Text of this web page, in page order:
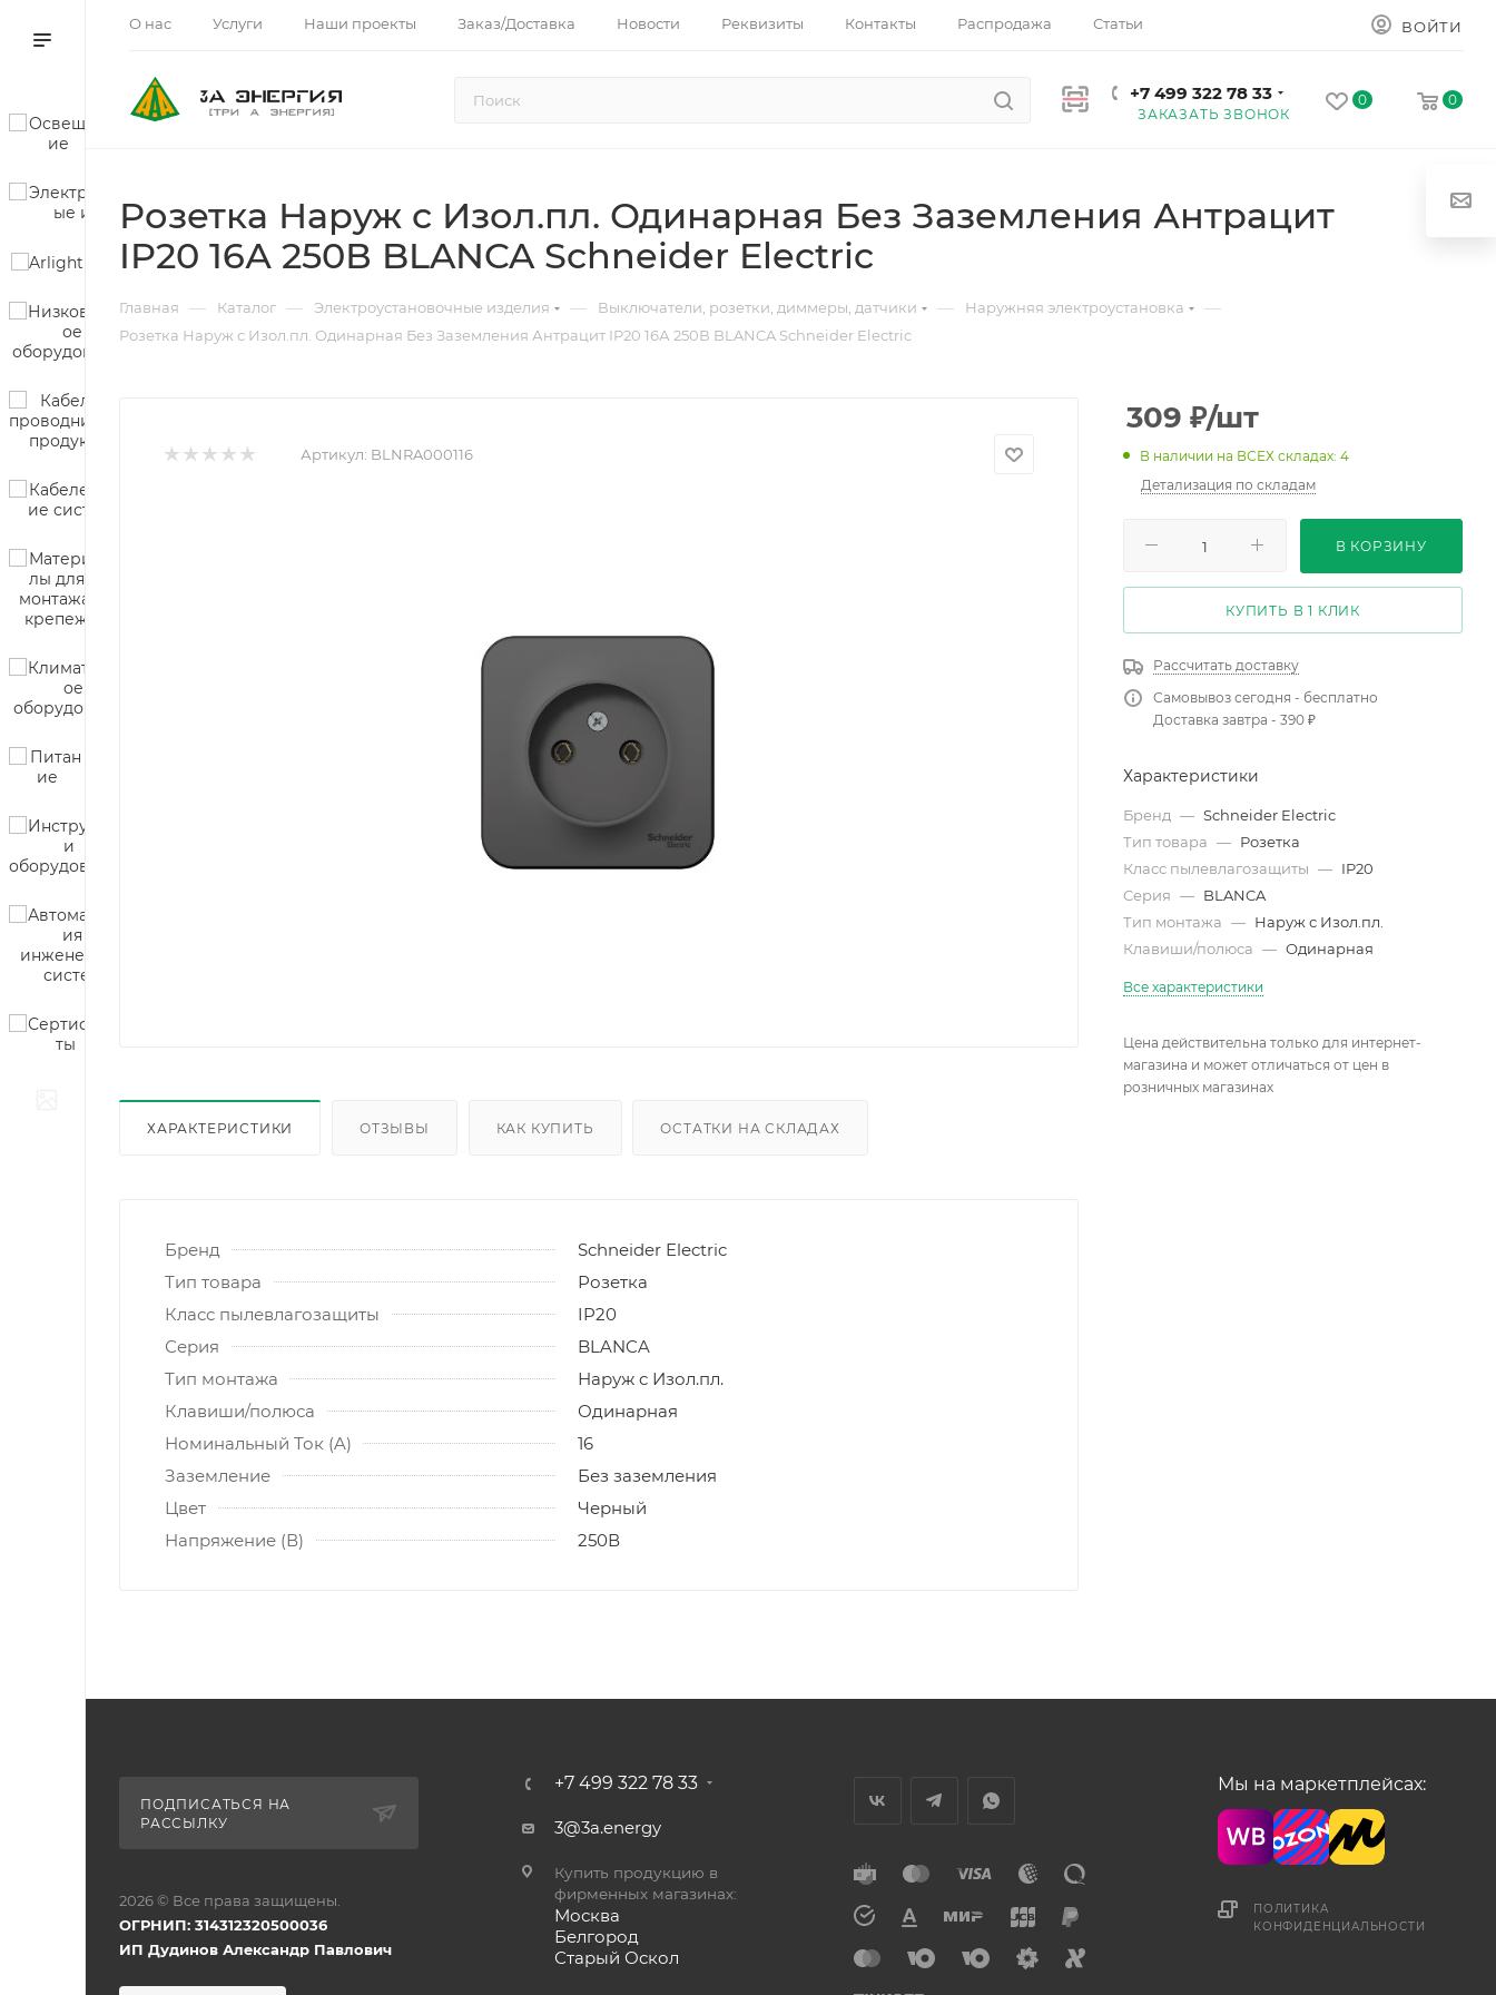
О нас Услуги Наши проекты Заказ/Доставка Новости Реквизиты Контакты Распродажа Статьи ВОЙТИ
+7 499 322 78 33
ЗАКАЗАТЬ ЗВОНОК
0 0
Розетка Наруж с Изол.пл. Одинарная Без Заземления Антрацит
IP20 16А 250В BLANCA Schneider Electric
Главная — Каталог — Электроустановочные изделия — Выключатели, розетки, диммеры, датчики — Наружняя электроустановка —
Розетка Наруж с Изол.пл. Одинарная Без Заземления Антрацит IP20 16А 250В BLANCA Schneider Electric
Артикул: BLNRA000116
ХАРАКТЕРИСТИКИ ОТЗЫВЫ КАК КУПИТЬ ОСТАТКИ НА СКЛАДАХ
Бренд
Schneider Electric
Тип товара
Розетка
Класс пылевлагозащиты
IP20
Серия
BLANCA
Тип монтажа
Наруж с Изол.пл.
Клавиши/полюса
Одинарная
Номинальный Ток (A)
16
Заземление
Без заземления
Цвет
Черный
Напряжение (В)
250В
309 ₽/шт
В наличии на ВСЕХ складах: 4
Детализация по складам
В КОРЗИНУ
КУПИТЬ В 1 КЛИК
Рассчитать доставку
Самовывоз сегодня - бесплатно
Доставка завтра - 390 ₽
Характеристики
Бренд — Schneider Electric
Тип товара — Розетка
Класс пылевлагозащиты — IP20
Серия — BLANCA
Тип монтажа — Наруж с Изол.пл.
Клавиши/полюса — Одинарная
Все характеристики
Цена действительна только для интернет-
магазина и может отличаться от цен в
розничных магазинах
ПОДПИСАТЬСЯ НА
РАССЫЛКУ
2026 © Все права защищены.
ОГРНИП: 314312320500036
ИП Дудинов Александр Павлович
+7 499 322 78 33
3@3a.energy
Купить продукцию в
фирменных магазинах:
Москва
Белгород
Старый Оскол
Мы на маркетплейсах:
ПОЛИТИКА
КОНФИДЕНЦИАЛЬНОСТИ